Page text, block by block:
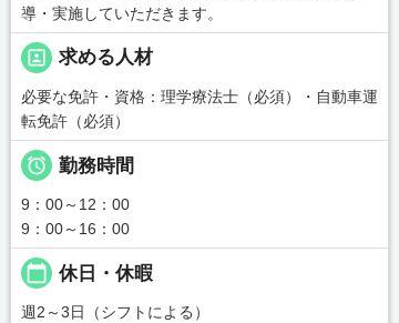
導・実施していただきます。
portrait 求める人材
必要な免許・資格：理学療法士（必須）・自動車運
転免許（必須）
 勤務時間
9：00～12：00
9：00～16：00
calendar_today 休日・休暇
週2～3日（シフトによる）